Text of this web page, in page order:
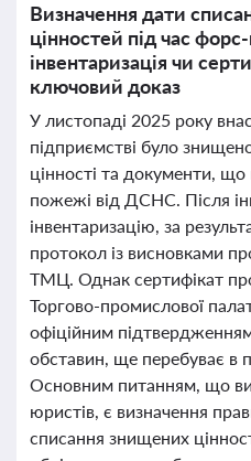
Визначення дати
цінностей під час
інвентаризація чи
ключовий доказ
У листопаді 2025 року
підприємстві було
цінності та документи,
пожежі від ДСНС. Після
інвентаризацію, за
протокол із висновками
ТМЦ. Однак сертифікат
Торгово-промислової
офіційним
обставин, ще перебуває в
Основним питанням, що
юристів, є визначення
списання знищених